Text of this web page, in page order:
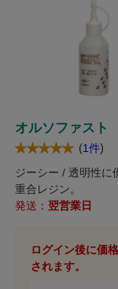
オルソファスト
(1件)
ジーシー / 透明性に
重合レジン。
発送： 翌営業日
ログイン後に価
されます。